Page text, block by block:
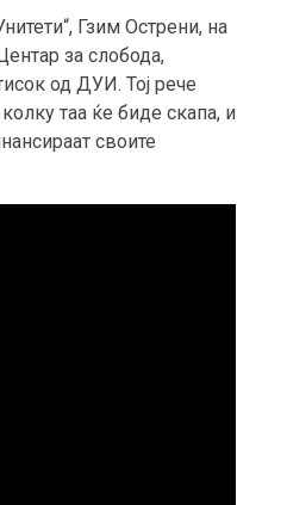
Гзим Острени, на
за слобода,
од ДУИ. Тој рече
таа ќе биде скапа, и
своите